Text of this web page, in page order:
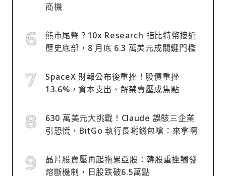
商機
熊市尾聲？10x Research 指比特幣接近
歷史底部，8 月底 6.3 萬美元成關鍵門檻
SpaceX 財報公布後重挫！股價重挫
13.6%，資本支出、解禁賣壓成焦點
630 萬美元大挑戰！Claude 誤駭三企業
引恐慌，BitGo 執行長曬錢包嗆：來拿啊
晶片股賣壓再起拖累亞股：韓股重挫觸發
熔斷機制，日股跌破6.5萬點